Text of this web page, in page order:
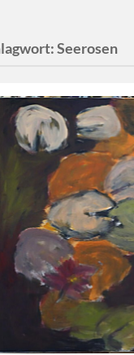
Seerosen